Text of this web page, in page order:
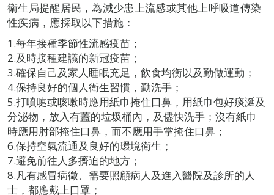
衛生局提醒居民，為減少患上流感或其他上呼吸道傳染
性疾病，應採取以下措施：
1.每年接種季節性流感疫苗；
2.及時接種建議的新冠疫苗；
3.確保自己及家人睡眠充足，飲食均衡以及勤做運動；
4.保持良好的個人衛生習慣，勤洗手；
5.打噴嚏或咳嗽時應用紙巾掩住口鼻，用紙巾包好痰涎及
分泌物，放入有蓋的垃圾桶內，及儘快洗手；沒有紙巾
時應用肘部掩住口鼻，而不應用手掌掩住口鼻；
6.保持空氣流通及良好的環境衛生；
7.避免前往人多擠迫的地方；
8.凡有感冒病徵、需要照顧病人及進入醫院及診所的人
士，都應戴上口罩；